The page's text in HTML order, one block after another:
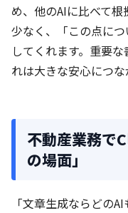
め、他のAIに比べて
少なく、「この点に
してくれます。重要
れは大きな安心につな
不動産業務で
の場面」
「文章生成ならどの